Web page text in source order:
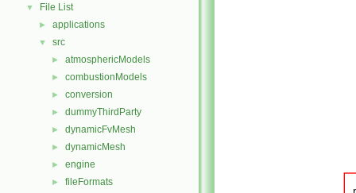
▼ File List
► applications
▼ src
► atmosphericModels
► combustionModels
► conversion
► dummyThirdParty
► dynamicFvMesh
► dynamicMesh
► engine
► fileFormats